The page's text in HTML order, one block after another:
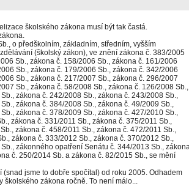
školského zákona musí být tak častá.
o předškolním, základním, středním, vyšším
(školský zákon), ve znění zákona č. 383/2005
Sb., zákona č. 158/2006 Sb., zákona č. 161/2006
Sb., zákona č. 179/2006 Sb., zákona č. 342/2006
Sb., zákona č. 217/2007 Sb., zákona č. 296/2007
Sb., zákona č. 58/2008 Sb., zákona č. 126/2008 Sb.,
zákona č. 242/2008 Sb., zákona č. 243/2008 Sb.,
zákona č. 384/2008 Sb., zákona č. 49/2009 Sb.,
zákona č. 378/2009 Sb., zákona č. 427/2010 Sb.,
zákona č. 331/2011 Sb., zákona č. 375/2011 Sb.,
zákona č. 458/2011 Sb., zákona č. 472/2011 Sb.,
zákona č. 333/2012 Sb., zákona č. 370/2012 Sb.,
zákonného opatření Senátu č. 344/2013 Sb.,
č. 250/2014 Sb. a zákona č. 82/2015 Sb., se mění
(snad jsme to dobře spočítal) od roku 2005. Odhadem
školského zákona ročně. To není málo...